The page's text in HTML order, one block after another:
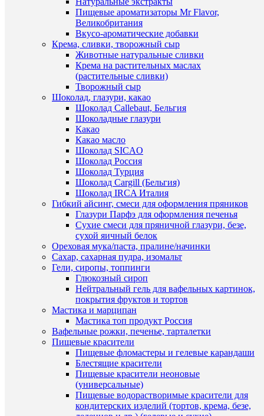
Пищевые ароматизаторы Mr Flavor,
Великобритания
Вкусо-ароматические добавки
Крема, сливки, творожный сыр
Животные натуральные сливки
Крема на растительных маслах
(растительные сливки)
Творожный сыр
Шоколад, глазури, какао
Шоколад Callebaut, Бельгия
Шоколадные глазури
Какао
Какао масло
Шоколад SICAO
Шоколад Россия
Шоколад Турция
Шоколад Cargill (Бельгия)
Шоколад IRCA Италия
Гибкий айсинг, смеси для оформления пряников
Глазури Парфэ для оформления печенья
Сухие смеси для пряничной глазури, безе,
сухой яичный белок
Ореховая мука/паста, пралине/начинки
Сахар, сахарная пудра, изомальт
Гели, сиропы, топпинги
Глюкозный сироп
Нейтральный гель для вафельных картинок,
покрытия фруктов и тортов
Мастика и марципан
Мастика топ продукт Россия
Вафельные рожки, печенье, тарталетки
Пищевые красители
Пищевые фломастеры и гелевые карандаши
Блестящие красители
Пищевые красители неоновые
(универсальные)
Пищевые водорастворимые красители для
кондитерских изделий (тортов, крема, безе,
/
шт
1
В
В
наличии
спящий
на